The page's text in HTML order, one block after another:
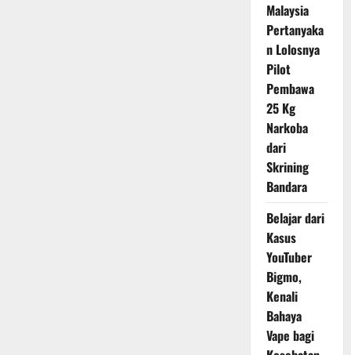
Malaysia
Pertanyaka
n Lolosnya
Pilot
Pembawa
25 Kg
Narkoba
dari
Skrining
Bandara
Belajar dari
Kasus
YouTuber
Bigmo,
Kenali
Bahaya
Vape bagi